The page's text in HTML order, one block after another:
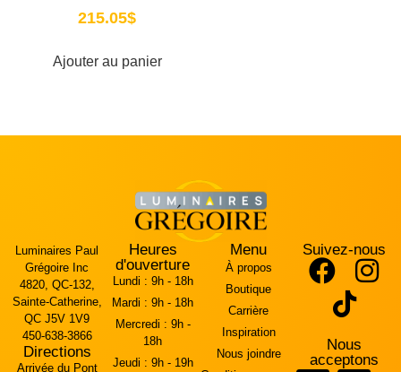
215.05$
Ajouter au panier
Luminaires Paul
Grégoire Inc
4820, QC-132,
Sainte-Catherine,
QC J5V 1V9
450-638-3866
Directions
Arrivée du Pont
Heures
d'ouverture
Lundi : 9h - 18h
Mardi : 9h - 18h
Mercredi : 9h -
18h
Jeudi : 9h - 19h
Menu
À propos
Boutique
Carrière
Inspiration
Nous joindre
Suivez-nous
Nous
acceptons